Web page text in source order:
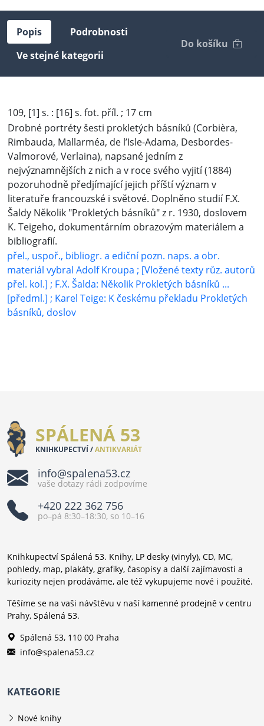
Popis
Podrobnosti
Ve stejné kategorii
Do košíku
109, [1] s. : [16] s. fot. příl. ; 17 cm
Drobné portréty šesti prokletých básníků (Corbièra,
Rimbauda, Mallarméa, de l’Isle-Adama, Desbordes-
Valmorové, Verlaina), napsané jedním z
nejvýznamnějších z nich a v roce svého vyjití (1884)
pozoruhodně předjímající jejich příští význam v
literatuře francouzské i světové. Doplněno studií F.X.
Šaldy Několik "Prokletých básníků" z r. 1930, doslovem
K. Teigeho, dokumentárním obrazovým materiálem a
bibliografií.
přel., uspoř., bibliogr. a ediční pozn. naps. a obr.
materiál vybral Adolf Kroupa ; [Vložené texty růz. autorů
přel. kol.] ; F.X. Šalda: Několik Prokletých básníků ...
[předml.] ; Karel Teige: K českému překladu Prokletých
básníků, doslov
SPÁLENÁ 53
KNIHKUPECTVÍ /ANTIKVARIÁT
info@spalena53.cz
vaše dotazy rádi zodpovíme
+420 222 362 756
po–pá 8:30–18:30, so 10–16
Knihkupectví Spálená 53. Knihy, LP desky (vinyly), CD, MC,
pohledy, map, plakáty, grafiky, časopisy a další zajímavosti a
kuriozity nejen prodáváme, ale též vykupujeme nové i použité.
Těšíme se na vaši návštěvu v naší kamenné prodejně v centru
Prahy, Spálená 53.
Spálená 53, 110 00 Praha
info@spalena53.cz
KATEGORIE
Nové knihy